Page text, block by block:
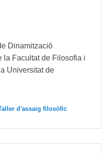
Dinamització
la Facultat de Filosofia i
Universitat de
d'assaig filosòfic